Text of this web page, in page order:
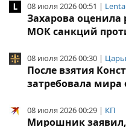
08 июля 2026 00:51 |
Захарова
МОК санкций
08 июля 2026 00:30 |
После взятия
затребовала мира
08 июля 2026 00:29 | КП
Мирошник заявил,